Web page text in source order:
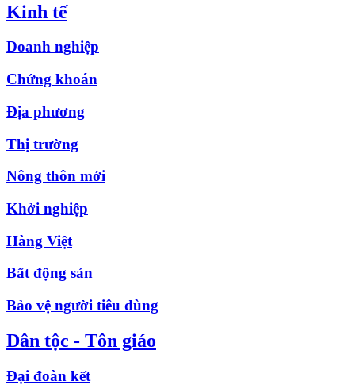
Kinh tế
Doanh nghiệp
Chứng khoán
Địa phương
Thị trường
Nông thôn mới
Khởi nghiệp
Hàng Việt
Bất động sản
Bảo vệ người tiêu dùng
Dân tộc - Tôn giáo
Đại đoàn kết